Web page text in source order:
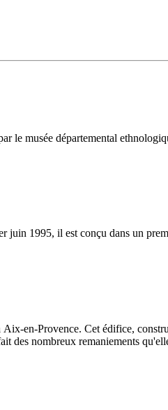
le musée départemental
juin 1995, il est conçu dans un
en-Provence. Cet édifice,
des nombreux remaniements